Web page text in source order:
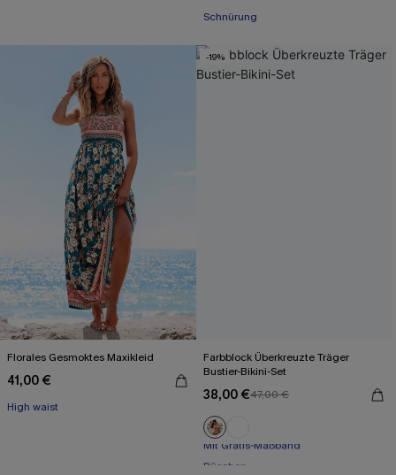
Schnürung
Florales Gesmoktes Maxikleid
41,00 €
High waist
-19%
Farbblock Überkreuzte Träger
Bustier-Bikini-Set
38,00 €47,00 €
Mit Gratis-Maßband